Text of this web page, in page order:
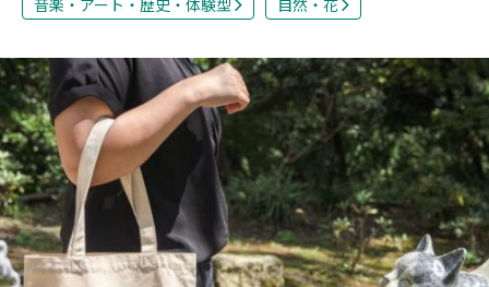
音楽・アート・歴史・体験型
自然・花